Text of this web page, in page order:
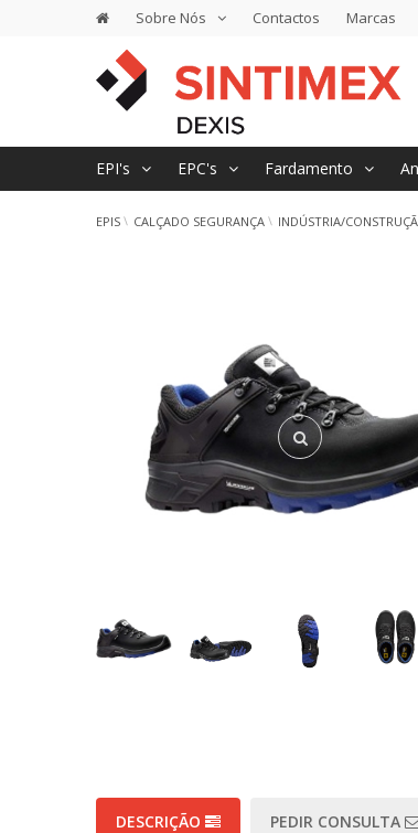
Sobre Nós Contactos Marcas
EPI's EPC's Fardamento
EPIS CALÇADO SEGURANÇA INDÚSTRIA/
DESCRIÇÃO PEDIR CONSULTA